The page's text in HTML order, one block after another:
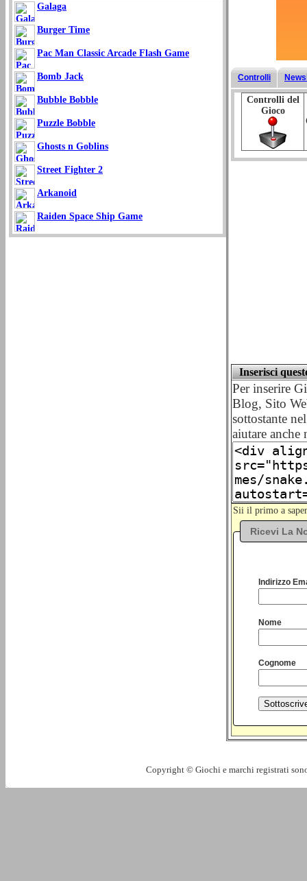
Galaga
Burger Time
Pac Man Classic Arcade Flash Game
Bomb Jack
Bubble Bobble
Puzzle Bobble
Ghosts n Goblins
Street Fighter 2
Arkanoid
Raiden Space Ship Game
Controlli
Controlli del
Gioco
Inserisci
Per inserire
Blog, Sito
sottostante
aiutare
Sii il primo a
Ricevi La
Indirizzo
Nome
Cognome
Copyright © Giochi e marchi registrati